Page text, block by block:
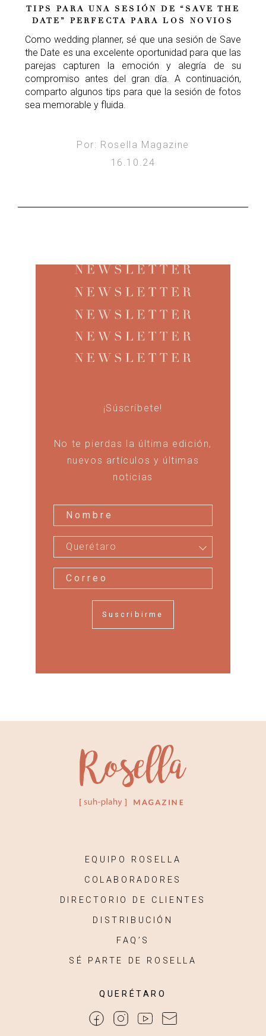
TIPS PARA UNA SESIÓN DE “SAVE THE
DATE” PERFECTA PARA LOS NOVIOS
Como wedding planner, sé que una sesión de Save
the Date es una excelente oportunidad para que las
parejas capturen la emoción y alegría de su
compromiso antes del gran día. A continuación,
comparto algunos tips para que la sesión de fotos
sea memorable y fluida.
Por: Rosella Magazine
16.10.24
¡Súscríbete!
No te pierdas la última edición,
nuevos artículos y últimas
noticias
Querétaro
Suscribirme
EQUIPO ROSELLA
COLABORADORES
DIRECTORIO DE CLIENTES
DISTRIBUCIÓN
FAQ’S
SÉ PARTE DE ROSELLA
QUERÉTARO